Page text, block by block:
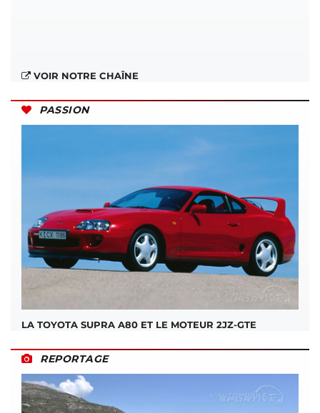
VOIR NOTRE CHAÎNE
PASSION
LA TOYOTA SUPRA A80 ET LE MOTEUR 2JZ-GTE
REPORTAGE